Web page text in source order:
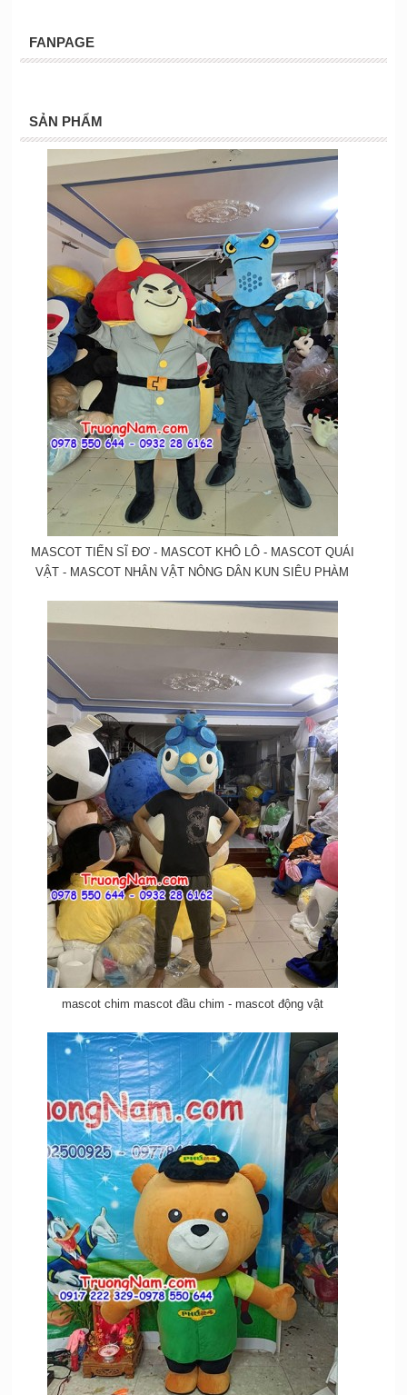
FANPAGE
SẢN PHẨM
MASCOT TIẾN SĨ ĐƠ - MASCOT KHÔ LÔ - MASCOT QUÁI
VẬT - MASCOT NHÂN VẬT NÔNG DÂN KUN SIÊU PHÀM
mascot chim mascot đầu chim - mascot động vật